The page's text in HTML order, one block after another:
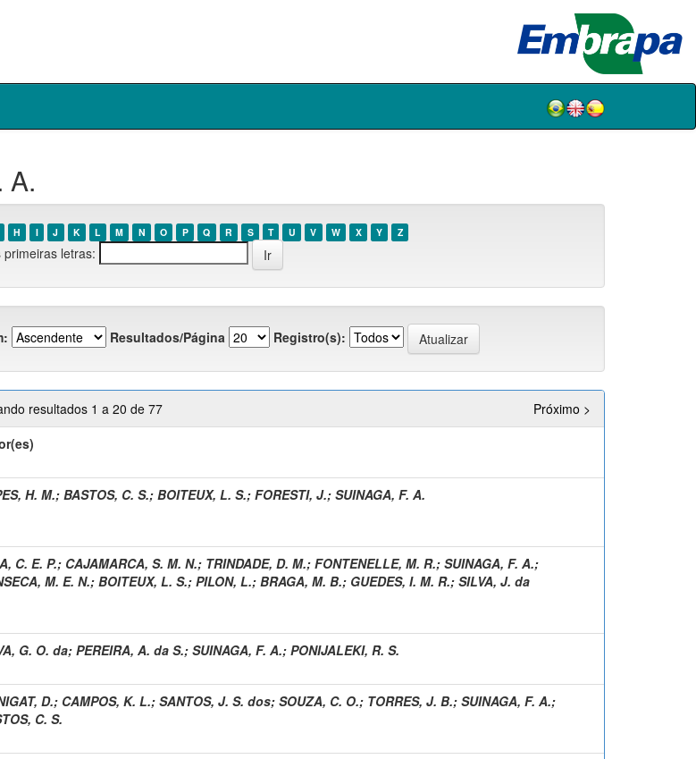
A.
H I J K L M N O P Q R S T U V W X Y Z
letras:
Resultados/Página Registro(s):
resultados 1 a 20 de 77
Próximo >
H. M.; BASTOS, C. S.; BOITEUX, L. S.; FORESTI, J.; SUINAGA, F. A.
C. E. P.; CAJAMARCA, S. M. N.; TRINDADE, D. M.; FONTENELLE, M. R.; SUINAGA, F. A.;
M. E. N.; BOITEUX, L. S.; PILON, L.; BRAGA, M. B.; GUEDES, I. M. R.; SILVA, J. da
G. O. da; PEREIRA, A. da S.; SUINAGA, F. A.; PONIJALEKI, R. S.
D.; CAMPOS, K. L.; SANTOS, J. S. dos; SOUZA, C. O.; TORRES, J. B.; SUINAGA, F. A.;
C. S.